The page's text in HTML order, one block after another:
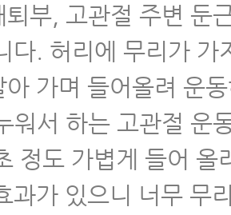
증
퇴부, 고관절 주변 둔
다. 허리에 무리가 가
아 가며 들어올려 운
워서 하는 고관절 운
정도 가볍게 들어 올
과가 있으니 너무 무